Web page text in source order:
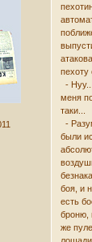
пехоту
-
меня
таки...
-
были
боя, и
есть
броню,
же